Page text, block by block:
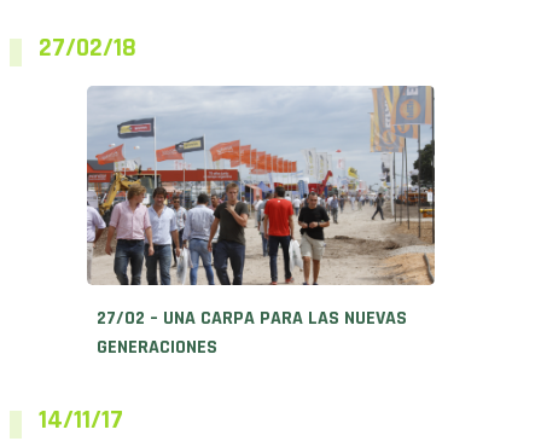
27/02/18
27/02 – UNA CARPA PARA LAS NUEVAS
GENERACIONES
14/11/17